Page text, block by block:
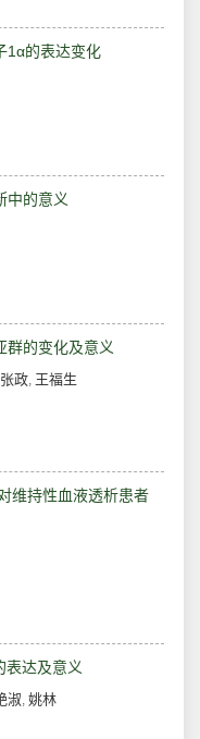
1α的表达变化
中的意义
群的变化及意义
张政, 王福生
维持性血液透析患者
表达及意义
淑, 姚林